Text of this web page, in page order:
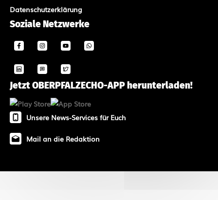
Datenschutzerklärung
Soziale Netzwerke
Jetzt OBERPFALZECHO-APP herunterladen!
Unsere News-Services für Euch
Mail an die Redaktion